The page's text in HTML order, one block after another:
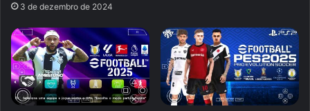
3 de dezembro de 2024